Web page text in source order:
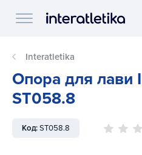
Interatletika
Опора для лави
ST058.8
Код:ST058.8